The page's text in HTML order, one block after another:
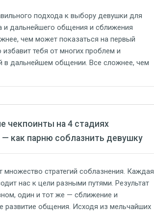
подхода к выбору девушки для
и дальнейшего общения и сближения
чем может показаться на первый
избавит тебя от многих проблем и
в дальнейшем общении. Все сложнее, чем
этот вопрос покажется тебе
чекпоинты на 4 стадиях
как парню соблазнить девушку
множество стратегий соблазнения. Каждая
нас к цели разными путями. Результат
один и тот же — сближение и
развитие общения. Исходя из мельчайших